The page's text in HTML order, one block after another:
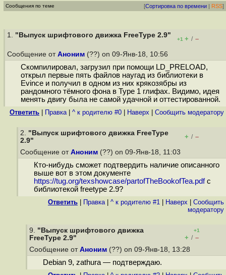
Сообщения по теме [Сортировка по времени | RSS]
1. "Выпуск шрифтового движка FreeType 2.9"
+1 + / –
Сообщение от Аноним (??) on 09-Янв-18, 10:56
Скомпилировал, загрузил при помощи LD_PRELOAD,
открыл первые пять файлов наугад из библиотеки в
Evince и получил в одном из них крякозябры из
рандомного тёмного фона в Type 1 глифах. Видимо, идея
менять двигу была не самой удачной и оттестированной.
Ответить Правка| ^ к родителю #0 Наверх Cообщить модератору
2. "Выпуск шрифтового движка FreeType
2.9"
+ / –
Сообщение от Аноним (??) on 09-Янв-18, 11:03
Кто-нибудь сможет подтвердить наличие описанного
выше вот в этом документе
https://tug.org/texshowcase/partofTheBookofTea.pdfс
библиотекой freetype 2.9?
Ответить Правка| ^ к родителю #1 Наверх
Cообщить
модератору
9. "Выпуск шрифтового движка
FreeType 2.9"
+1
+ / –
Сообщение от Аноним (??) on 09-Янв-18, 13:28
Debian 9, zathura — подтверждаю.